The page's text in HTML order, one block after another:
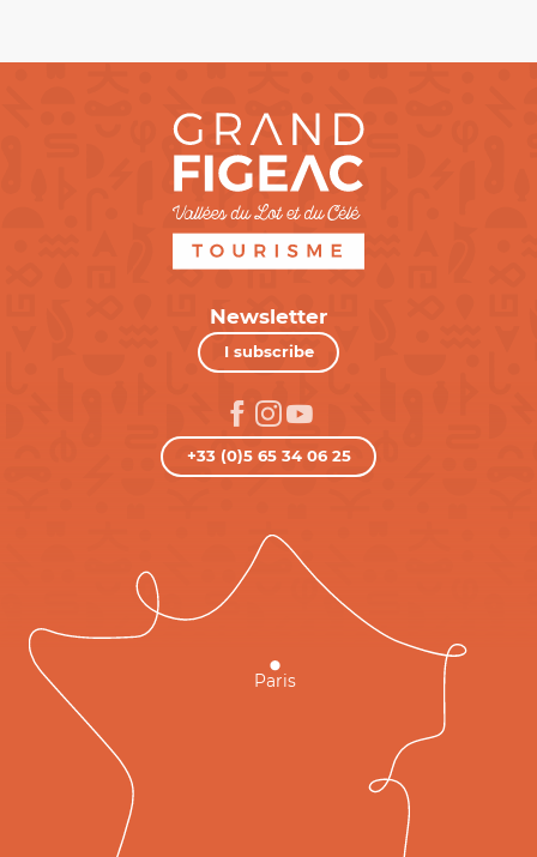
Newsletter
I subscribe
+33 (0)5 65 34 06 25
Paris